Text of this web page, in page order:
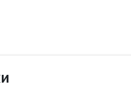
які займаються